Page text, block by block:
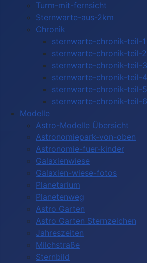
Turm-mit-fernsicht
Sternwarte-aus-2km
Chronik
sternwarte-chronik-teil-1
sternwarte-chronik-teil-2
sternwarte-chronik-teil-3
sternwarte-chronik-teil-4
sternwarte-chronik-teil-5
sternwarte-chronik-teil-6
Modelle
Astro-Modelle Übersicht
Astronomiepark-von-oben
Astronomie-fuer-kinder
Galaxienwiese
Galaxien-wiese-fotos
Planetarium
Planetenweg
Astro Garten
Astro Garten Sternzeichen
Jahreszeiten
Milchstraße
Sternbild